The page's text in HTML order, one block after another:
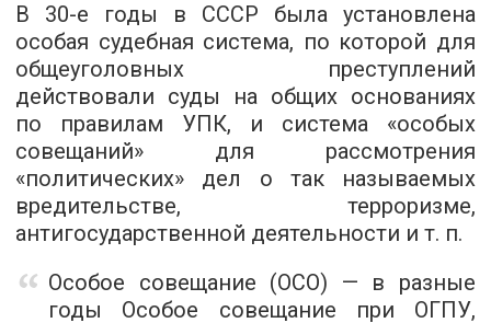
В 30-е годы в СССР была установлена
особая судебная система, по которой для
общеуголовных преступлений
действовали суды на общих основаниях
по правилам УПК, и система «особых
совещаний» для рассмотрения
«политических» дел о так называемых
вредительстве, терроризме,
антигосударственной деятельности и т. п.
Особое совещание (ОСО) — в разные
годы Особое совещание при ОГПУ,